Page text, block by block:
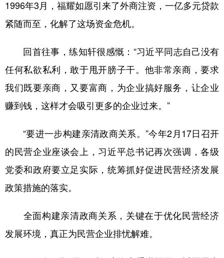
1996年3月，福耀如愿引来了外商注资，一亿多元贷款
紧随而至，化解了这场资金危机。
回首往事，练知轩很感慨：“习近平同志自己没有
任何私欲私利，敢于甩开膀子干。他非常亲商，要求
我们既要亲商，又要富商，为企业搞好服务，让企业
赚到钱，这样才会吸引更多的企业过来。”
“要进一步构建亲清政商关系。”今年2月17日召开
的民营企业座谈会上，习近平总书记再次强调，各级
党委和政府要立足实际，统筹抓好促进民营经济发展
政策措施的落实。
全面构建亲清政商关系，关键在于优化民营经济
发展环境，真正为民营企业排忧解难。